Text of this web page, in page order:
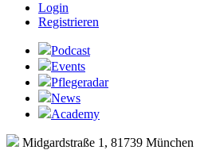
Login
Registrieren
Podcast
Events
Pflegeradar
News
Academy
Midgardstraße 1, 81739 München